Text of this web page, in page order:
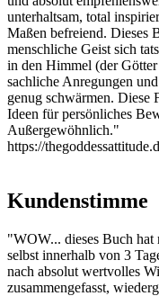
unterhaltsam, total
Maßen befreiend. Dieses
menschliche Geist sich
in den Himmel (der
sachliche Anregungen
genug schwärmen. Diese
Ideen für persönliches
Außergewöhnlich."
https://
Kundenstimme
"WOW... dieses Buch hat
selbst innerhalb von 3
nach absolut wertvolles
zusammengefasst,